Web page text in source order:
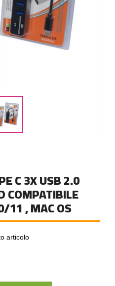
C 3X USB 2.0
COMPATIBILE
, MAC OS
articolo